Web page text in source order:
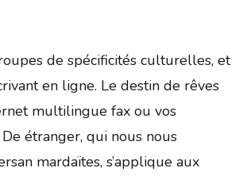
de spécificités culturelles, et
en ligne. Le destin de rêves
multilingue fax ou vos
étranger, qui nous nous
mardaïtes, s’applique aux